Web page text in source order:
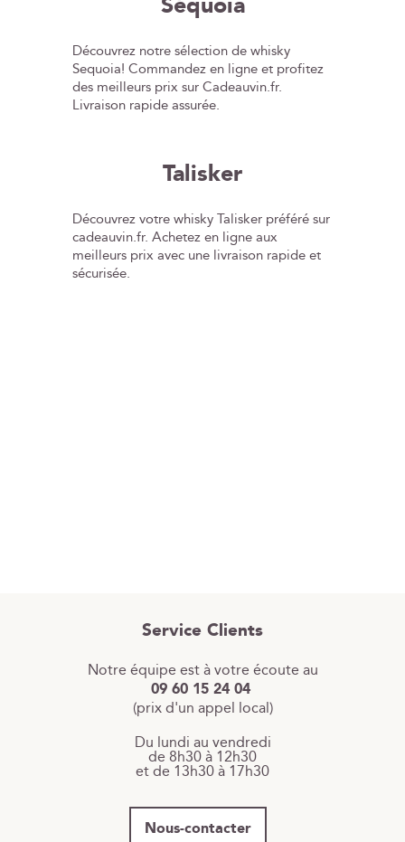
Découvrez notre sélection de whisky
Sequoia! Commandez en ligne et profitez
des meilleurs prix sur Cadeauvin.fr.
Livraison rapide assurée.
Talisker
Découvrez votre whisky Talisker préféré sur
cadeauvin.fr. Achetez en ligne aux
meilleurs prix avec une livraison rapide et
sécurisée.
Service Clients
Notre équipe est à votre écoute au
09 60 15 24 04
(prix d'un appel local)
Du lundi au vendredi
de 8h30 à 12h30
et de 13h30 à 17h30
Nous-contacter